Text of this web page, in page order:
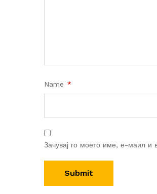
Name *
Зачувај го моето име, е-маил и